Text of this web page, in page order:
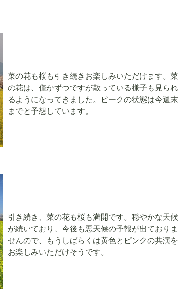
菜の花も桜も引き続きお楽しみいただけます。菜
の花は、僅かずつですが散っている様子も見られ
るようになってきました。ピークの状態は今週末
までと予想しています。
引き続き、菜の花も桜も満開です。穏やかな天候
が続いており、今後も悪天候の予報が出ておりま
せんので、もうしばらくは黄色とピンクの共演を
お楽しみいただけそうです。